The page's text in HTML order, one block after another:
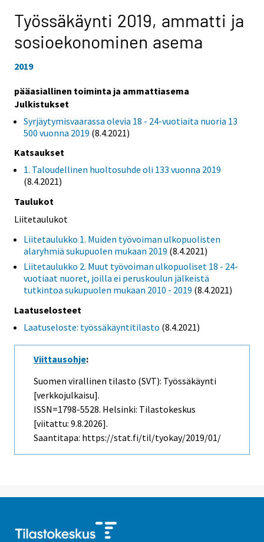
Työssäkäynti 2019, ammatti ja
sosioekonominen asema
2019
pääasiallinen toiminta ja ammattiasema
Julkistukset
Syrjäytymisvaarassa olevia 18 - 24-vuotiaita nuoria 13
500 vuonna 2019 (8.4.2021)
Katsaukset
1. Taloudellinen huoltosuhde oli 133 vuonna 2019
(8.4.2021)
Taulukot
Liitetaulukot
Liitetaulukko 1. Muiden työvoiman ulkopuolisten
alaryhmiä sukupuolen mukaan 2019 (8.4.2021)
Liitetaulukko 2. Muut työvoiman ulkopuoliset 18 - 24-
vuotiaat nuoret, joilla ei peruskoulun jälkeistä
tutkintoa sukupuolen mukaan 2010 - 2019 (8.4.2021)
Laatuselosteet
Laatuseloste: työssäkäyntitilasto (8.4.2021)
Viittausohje:
Suomen virallinen tilasto (SVT): Työssäkäynti
[verkkojulkaisu].
ISSN=1798-5528. Helsinki: Tilastokeskus
[viitattu: 9.8.2026].
Saantitapa: https://stat.fi/til/tyokay/2019/01/